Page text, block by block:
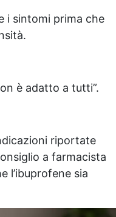
i sintomi prima che
è adatto a tutti”.
riportate
a farmacista
l’ibuprofene sia